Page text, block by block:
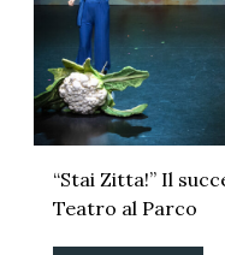
“Stai Zitta!” Il
Teatro al Parco